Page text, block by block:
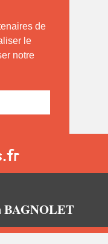
de
le
notre
BAGNOLET